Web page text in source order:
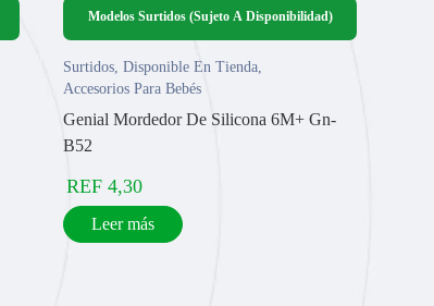
Modelos Surtidos (Sujeto A Disponibilidad)
Surtidos, Disponible En Tienda,
Accesorios Para Bebés
Genial Mordedor De Silicona 6M+ Gn-
B52
REF 4,30
Leer más